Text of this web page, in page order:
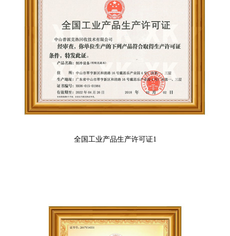
全国工业产品生产许可证1